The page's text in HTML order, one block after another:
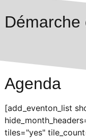
Démarche
Agenda
[add_eventon_list
tiles="yes"